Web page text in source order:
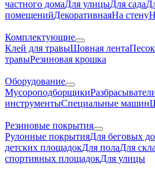
частного домаДля улицыДля сада
помещенийДекоративнаяНа стену
Комплектующие
Клей для травыШовная лента
травыРезиновая крошка
Оборудование
Мусороподборщики
инструментыСпециальные машин
Резиновые покрытия
Рулонные покрытияДля беговых
детских площадокДля полаДля
спортивных площадокДля улицы